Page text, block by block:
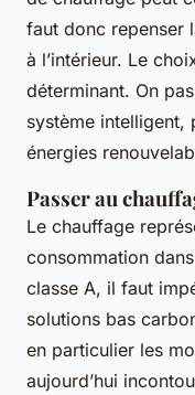
faut donc repenser
à l’intérieur. Le
déterminant. On
système intelligent,
énergies
Passer au
Le chauffage
consommation
classe A, il faut
solutions bas
en particulier les
aujourd’hui